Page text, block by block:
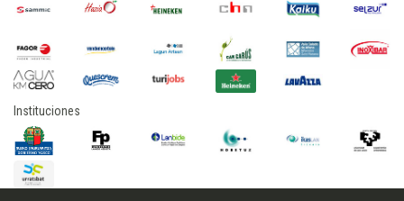
Instituciones